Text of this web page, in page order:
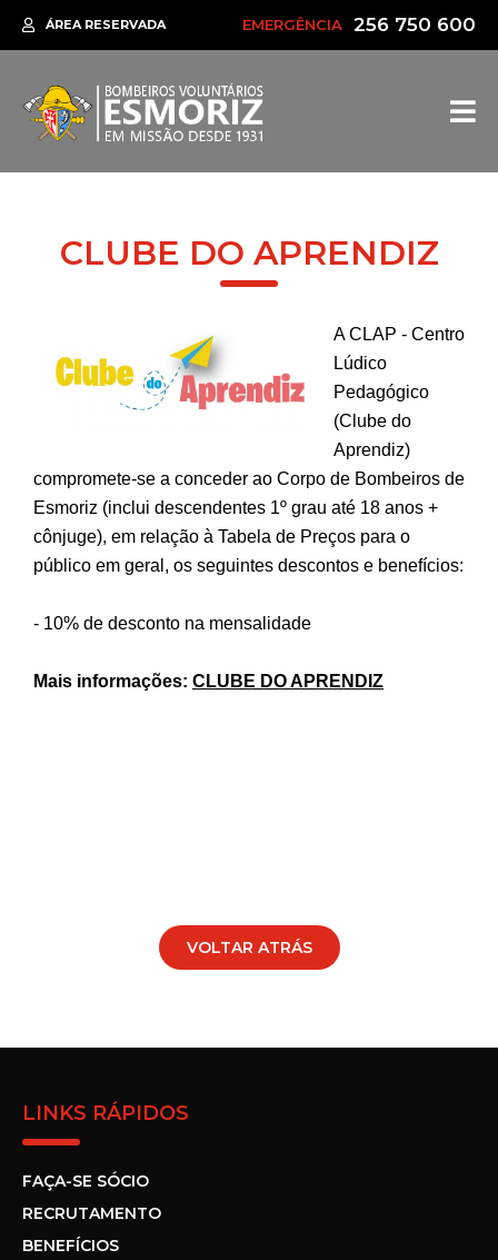
ÁREA RESERVADA EMERGÊNCIA 256 750 600
CLUBE DO APRENDIZ
A CLAP - Centro
Lúdico
Pedagógico
(Clube do
Aprendiz)
compromete-se a conceder ao Corpo de Bombeiros de
Esmoriz (inclui descendentes 1º grau até 18 anos +
cônjuge), em relação à Tabela de Preços para o
público em geral, os seguintes descontos e benefícios:
- 10% de desconto na mensalidade
Mais informações: CLUBE DO APRENDIZ
VOLTAR ATRÁS
LINKS RÁPIDOS
FAÇA-SE SÓCIO
RECRUTAMENTO
BENEFÍCIOS